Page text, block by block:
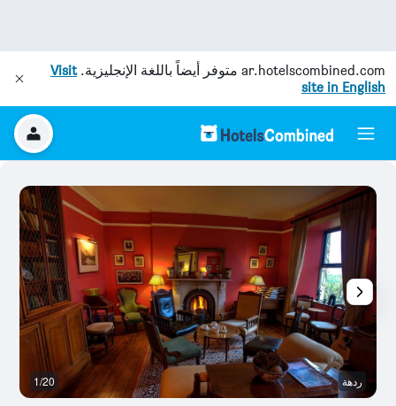
ar.hotelscombined.com متوفر أيضاً باللغة الإنجليزية.Visit
site in English
ردهة 1/20